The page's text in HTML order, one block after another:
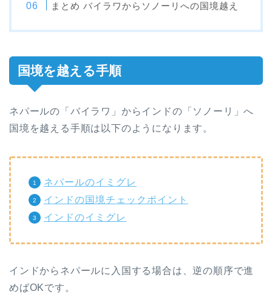
まとめ バイラワからソノーリへの国境越え
国境を越える手順
ネパールの「バイラワ」からインドの「ソノーリ」へ
国境を越える手順は以下のようになります。
ネパールのイミグレ
インドの国境チェックポイント
インドのイミグレ
インドからネパールに入国する場合は、逆の順序で進
めばOKです。